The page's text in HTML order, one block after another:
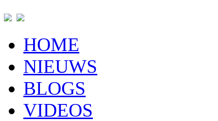
HOME
NIEUWS
BLOGS
VIDEOS